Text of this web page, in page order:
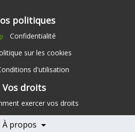
politiques
Confidentialité
sur les cookies
d'utilisation
Vos droits
exercer vos droits
À propos
À propos
Nutrition